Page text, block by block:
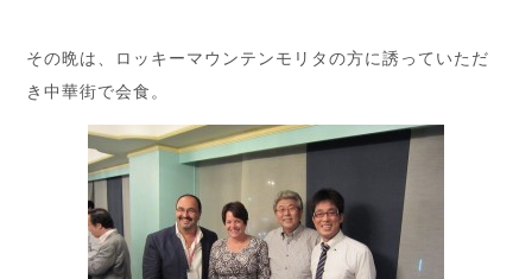
その晩は、ロッキーマウンテンモリタの方に誘っていただ
き中華街で会食。